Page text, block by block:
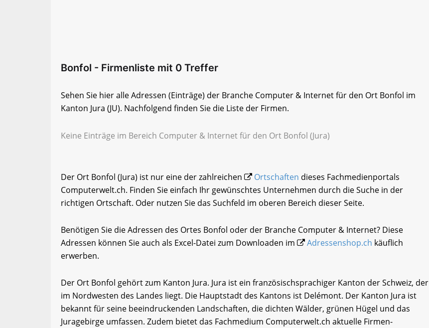
Bonfol - Firmenliste mit 0 Treffer
Sehen Sie hier alle Adressen (Einträge) der Branche Computer & Internet für den Ort Bonfol im
Kanton Jura (JU). Nachfolgend finden Sie die Liste der Firmen.
Keine Einträge im Bereich Computer & Internet für den Ort Bonfol (Jura)
Der Ort Bonfol (Jura) ist nur eine der zahlreichen Ortschaften dieses Fachmedienportals
Computerwelt.ch. Finden Sie einfach Ihr gewünschtes Unternehmen durch die Suche in der
richtigen Ortschaft. Oder nutzen Sie das Suchfeld im oberen Bereich dieser Seite.
Benötigen Sie die Adressen des Ortes Bonfol oder der Branche Computer & Internet? Diese
Adressen können Sie auch als Excel-Datei zum Downloaden im
Adressenshop.ch käuflich
erwerben.
Der Ort Bonfol gehört zum Kanton Jura. Jura ist ein französischsprachiger Kanton der Schweiz, der
im Nordwesten des Landes liegt. Die Hauptstadt des Kantons ist Delémont. Der Kanton Jura ist
bekannt für seine beeindruckenden Landschaften, die dichten Wälder, grünen Hügel und das
Juragebirge umfassen. Zudem bietet das Fachmedium Computerwelt.ch aktuelle Firmen-